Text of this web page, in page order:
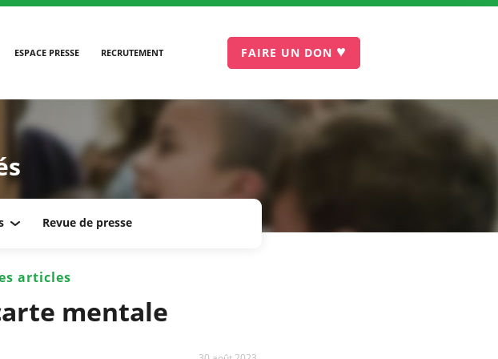
ESPACE PRESSE RECRUTEMENT FAIRE UN DON ♥
Revue de presse
articles
mentale